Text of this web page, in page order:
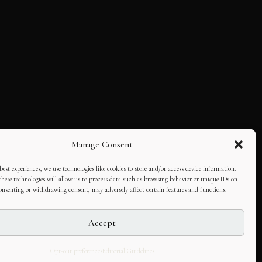
Manage Consent
experiences, we use technologies like cookies to store and/or access device information.
technologies will allow us to process data such as browsing behavior or unique IDs on
or withdrawing consent, may adversely affect certain features and functions.
Accept
Opt-out preferencesEditorial Guidelines